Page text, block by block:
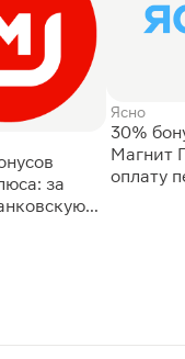
за
Ясно
30%
Магнит
оплату